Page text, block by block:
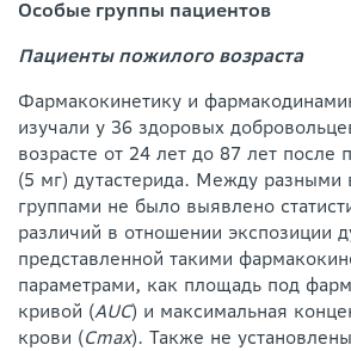
Особые группы пациентов
Пациенты пожилого возраста
Фармакокинетику и
изучали у 36 здоровых
возрасте от 24 лет до 87 лет после
(5 мг) дутастерида. Между разными
группами не было выявлено
различий в отношении экспозиции
представленной такими
параметрами, как площадь под
кривой (AUC) и максимальная
крови (Сmах). Также не